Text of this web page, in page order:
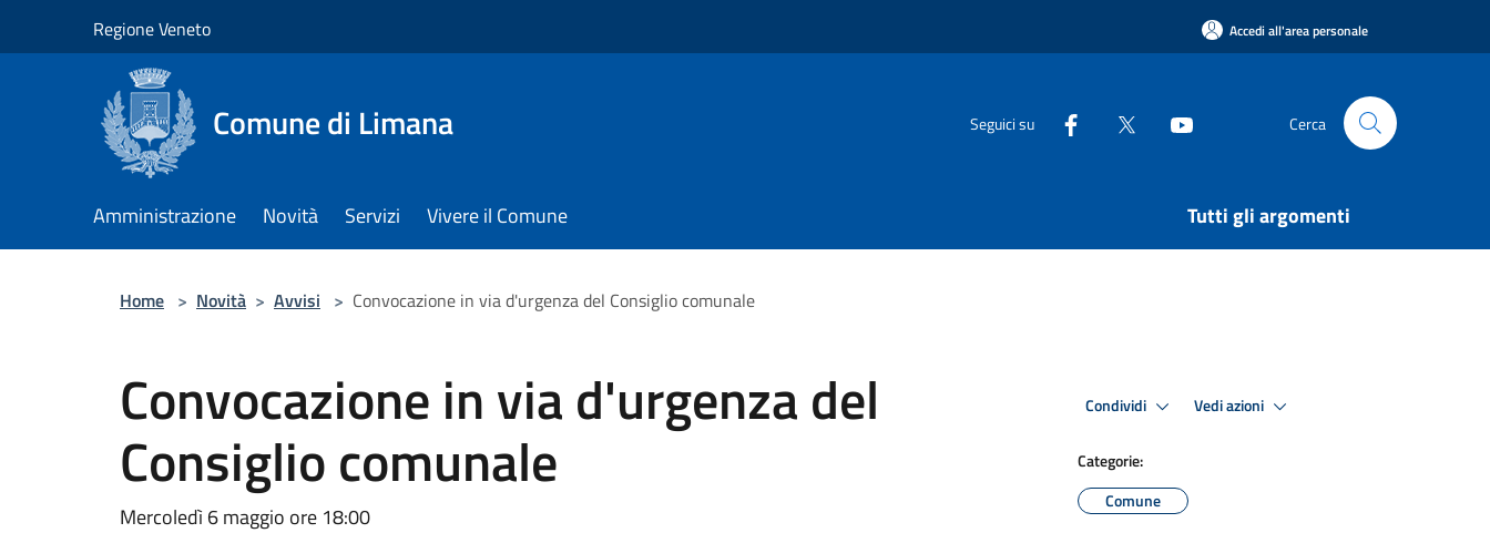
Regione Veneto Accedi all'area personale
Comune di Limana Seguici su Cerca
Amministrazione Novità Servizi Vivere il Comune Tutti gli argomenti
Home > Novità > Avvisi > Convocazione in via d'urgenza del Consiglio comunale
Convocazione in via d'urgenza del
Consiglio comunale
Mercoledì 6 maggio ore 18:00
Condividi Vedi azioni
Categorie:
Comune